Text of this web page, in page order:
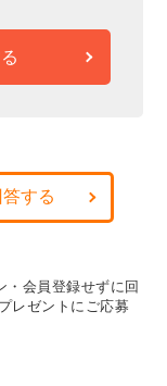
する
会員登録せずに回
レゼントにご応募